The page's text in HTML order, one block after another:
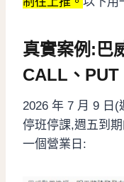
真實案例:巴
CALL、PUT
2026 年 7 月 9 日(
停班停課,週五到
一個營業日: